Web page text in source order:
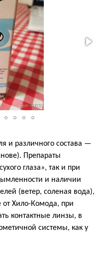
и различного состава —
Препараты
глаза», так и при
и наличии
(ветер, соленая вода),
от Хило-Комода, при
контактные линзы, в
системы, как у